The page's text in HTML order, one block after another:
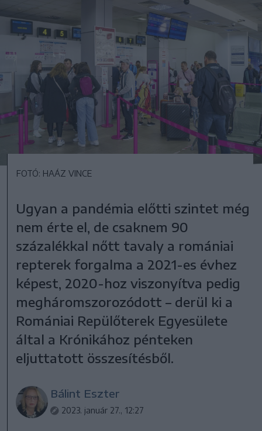
FOTÓ: HAÁZ VINCE
Ugyan a pandémia előtti szintet még
nem érte el, de csaknem 90
százalékkal nőtt tavaly a romániai
repterek forgalma a 2021-es évhez
képest, 2020-hoz viszonyítva pedig
megháromszorozódott – derül ki a
Romániai Repülőterek Egyesülete
által a Krónikához pénteken
eljuttatott összesítésből.
Bálint Eszter
2023. január 27., 12:27